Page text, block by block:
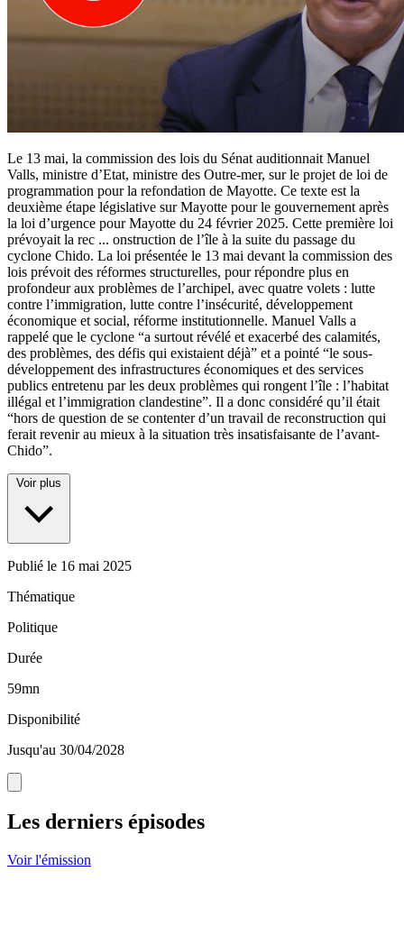
Le 13 mai, la commission des lois du Sénat auditionnait Manuel
Valls, ministre d’Etat, ministre des Outre-mer, sur le projet de loi de
programmation pour la refondation de Mayotte. Ce texte est la
deuxième étape législative sur Mayotte pour le gouvernement après
la loi d’urgence pour Mayotte du 24 février 2025. Cette première loi
prévoyait la rec ... onstruction de l’île à la suite du passage du
cyclone Chido. La loi présentée le 13 mai devant la commission des
lois prévoit des réformes structurelles, pour répondre plus en
profondeur aux problèmes de l’archipel, avec quatre volets : lutte
contre l’immigration, lutte contre l’insécurité, développement
économique et social, réforme institutionnelle. Manuel Valls a
rappelé que le cyclone “a surtout révélé et exacerbé des calamités,
des problèmes, des défis qui existaient déjà” et a pointé “le sous-
développement des infrastructures économiques et des services
publics entretenu par les deux problèmes qui rongent l’île : l’habitat
illégal et l’immigration clandestine”. Il a donc considéré qu’il était
“hors de question de se contenter d’un travail de reconstruction qui
ferait revenir au mieux à la situation très insatisfaisante de l’avant-
Chido”.
Voir plus
Publié le 16 mai 2025
Thématique
Politique
Durée
59mn
Disponibilité
Jusqu'au 30/04/2028
Les derniers épisodes
Voir l'émission